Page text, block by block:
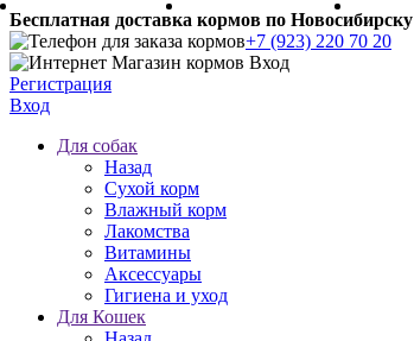
Бесплатная доставка кормов по Новосибирску
+7 (923) 220 70 20
Регистрация
Вход
Для собак
Назад
Сухой корм
Влажный корм
Лакомства
Витамины
Аксессуары
Гигиена и уход
Для Кошек